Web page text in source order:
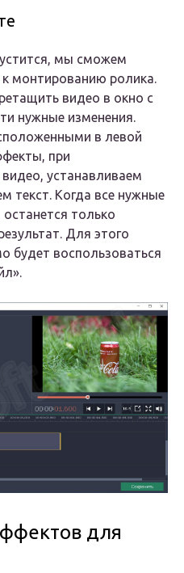
мы сможем
к монтированию ролика.
видео в окно с
нужные изменения.
в левой
при
устанавливаем
текст. Когда все нужные
только
Для этого
будет воспользоваться
для